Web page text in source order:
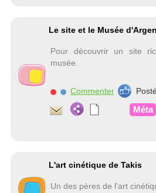
Le site et le Musée
Pour découvrir un site
musée.
Commenter
Méta
L'art cinétique de Takis
Un des pères de l'art